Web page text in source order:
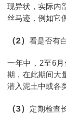
现异状，实际内
丝马迹，例如它
（2） 看是否有
一年中，2至6
期，在此期间大
潜入泥土中或各
（3）
定期检查